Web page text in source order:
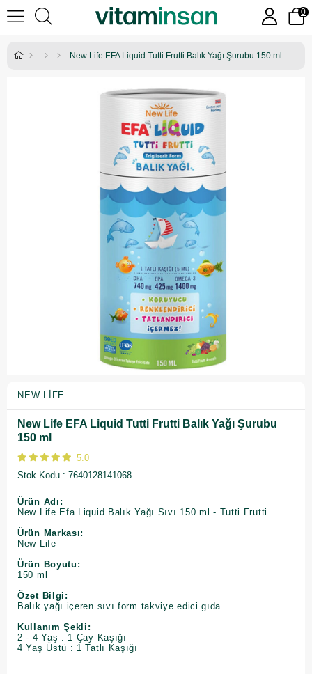
0
New Life EFA Liquid Tutti Frutti Balık Yağı Şurubu 150 ml
NEW LIFE
New Life EFA Liquid Tutti Frutti Balık Yağı Şurubu
150 ml
5.0
Stok Kodu
7640128141068
Ürün Adı:
New Life Efa Liquid Balık Yağı Sıvı 150 ml - Tutti Frutti
Ürün Markası:
New Life
Ürün Boyutu:
150 ml
Özet Bilgi:
Balık yağı içeren sıvı form takviye edici gıda.
Kullanım Şekli:
2 - 4 Yaş : 1 Çay Kaşığı
​4 Yaş Üstü : 1 Tatlı Kaşığı